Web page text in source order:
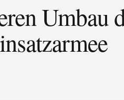
Umbau